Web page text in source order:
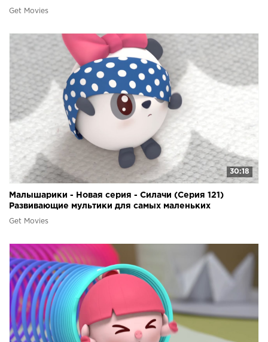
Get Movies
30:18
Малышарики - Новая серия - Силачи (Серия 121)
Развивающие мультики для самых маленьких
Get Movies